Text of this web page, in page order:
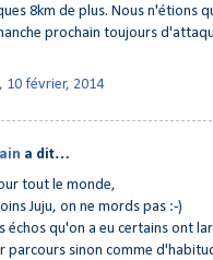
8km de plus. Nous n'étions
prochain toujours
10 février, 2014
a dit…
tout le monde,
Juju, on ne mords pas :-)
échos qu'on a eu certains ont
parcours sinon comme